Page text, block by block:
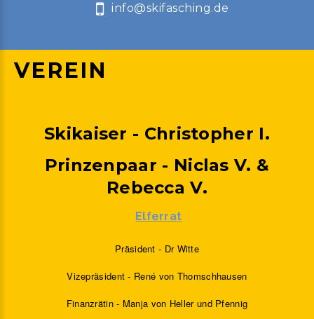
info@skifasching.de
VEREIN
Skikaiser - Christopher I.
Prinzenpaar - Niclas V. &
Rebecca V.
Elferrat
Präsident - Dr Witte
Vizepräsident - René von Thomschhausen
Finanzrätin - Manja von Heller und Pfennig